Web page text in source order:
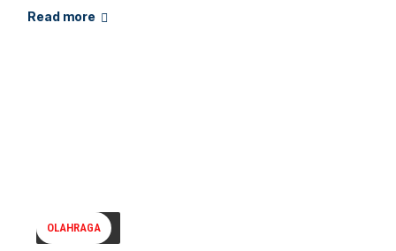
Read more
OLAHRAGA